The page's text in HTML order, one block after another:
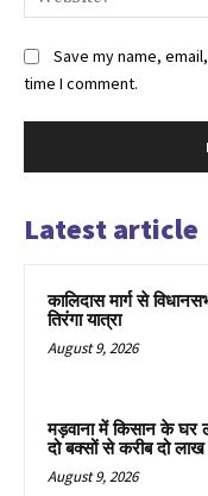
Save my name,
time I comment.
Latest article
कालिदास मार्ग से
तिरंगा यात्रा
August 9, 2026
मड़वाना में किसान के घर
दो बक्सों से करीब दो
August 9, 2026